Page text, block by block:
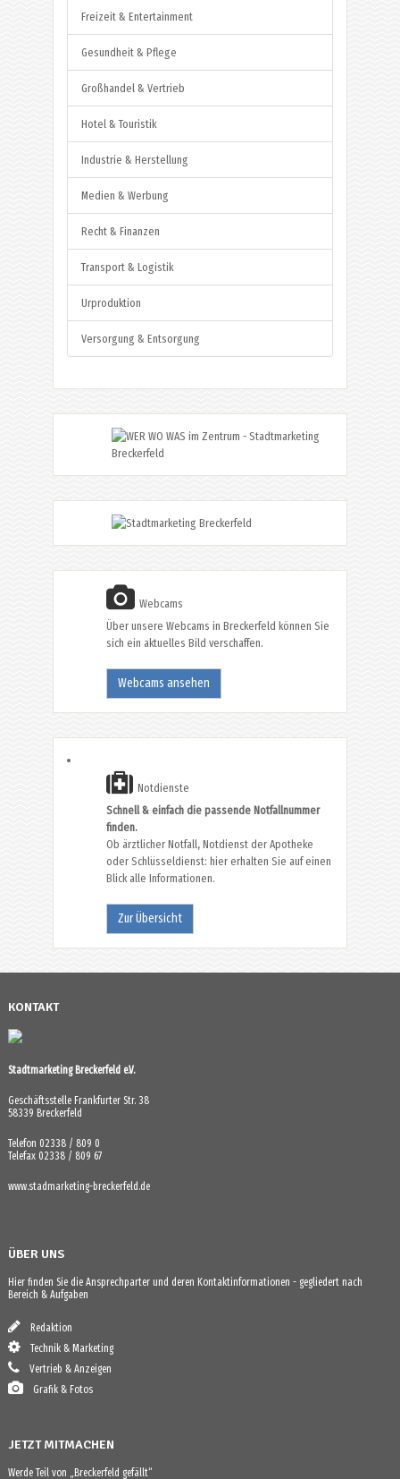
Freizeit & Entertainment
Gesundheit & Pflege
Großhandel & Vertrieb
Hotel & Touristik
Industrie & Herstellung
Medien & Werbung
Recht & Finanzen
Transport & Logistik
Urproduktion
Versorgung & Entsorgung
Webcams
Über unsere Webcams in Breckerfeld können Sie
sich ein aktuelles Bild verschaffen.
Webcams ansehen
Notdienste
Schnell & einfach die passende Notfallnummer
finden.
Ob ärztlicher Notfall, Notdienst der Apotheke
oder Schlüsseldienst: hier erhalten Sie auf einen
Blick alle Informationen.
Zur Übersicht
KONTAKT
Stadtmarketing Breckerfeld e.V.
Geschäftsstelle Frankfurter Str. 38
58339 Breckerfeld
Telefon 02338 / 809 0
Telefax 02338 / 809 67
www.stadmarketing-breckerfeld.de
ÜBER UNS
Hier finden Sie die Ansprechparter und deren Kontaktinformationen - gegliedert nach
Bereich & Aufgaben
Redaktion
Technik & Marketing
Vertrieb & Anzeigen
Grafik & Fotos
JETZT MITMACHEN
Werde Teil von „Breckerfeld gefällt“